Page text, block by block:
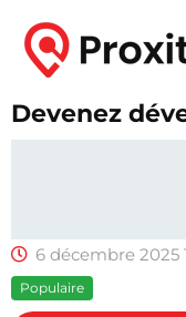
Devenez
6 décembre 2025
Populaire